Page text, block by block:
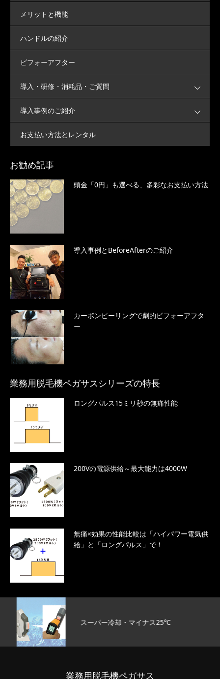
メリットと機能
ハンドルの紹介
ビフォーアフター
導入・研修・消耗品・ご質問
導入事例のご紹介
お支払い方法とレンタル
お勧め記事
頭金「0円」も選べる、多彩なお支払い方法
導入事例とBeforeAfterのご紹介
カーボンピーリングで劇的ビフォーアフタ
ー
業務用脱毛機ペガサスシリーズの特長
ロングパルス15ミリ秒の無痛性能
200Vの電源供給～最大能力は4000W
無痛×効果の性能比較は「ハイパワー電気供
給」と「ロングパルス」で！
スーパー冷却・マイナス25℃
業務用脱毛機ペガサス